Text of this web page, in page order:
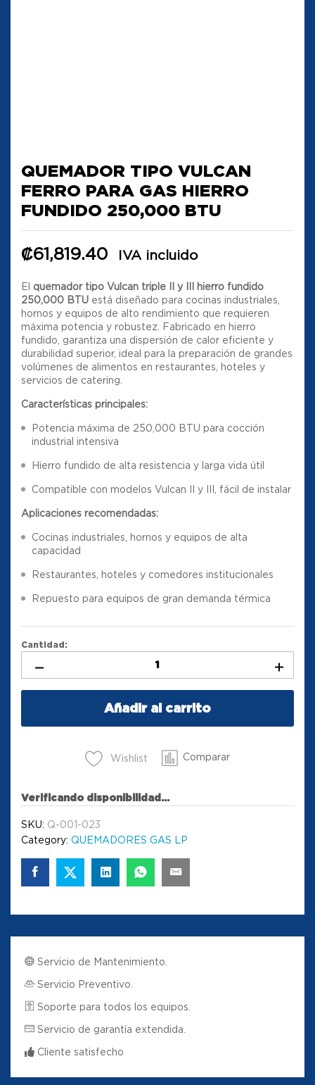
QUEMADOR TIPO VULCAN
FERRO PARA GAS HIERRO
FUNDIDO 250,000 BTU
₡61,819.40 IVA incluido
El quemador tipo Vulcan triple II y III hierro fundido
250,000 BTU está diseñado para cocinas industriales,
hornos y equipos de alto rendimiento que requieren
máxima potencia y robustez. Fabricado en hierro
fundido, garantiza una dispersión de calor eficiente y
durabilidad superior, ideal para la preparación de grandes
volúmenes de alimentos en restaurantes, hoteles y
servicios de catering.
Características principales:
Potencia máxima de 250,000 BTU para cocción
industrial intensiva
Hierro fundido de alta resistencia y larga vida útil
Compatible con modelos Vulcan II y III, fácil de instalar
Aplicaciones recomendadas:
Cocinas industriales, hornos y equipos de alta
capacidad
Restaurantes, hoteles y comedores institucionales
Repuesto para equipos de gran demanda térmica
Cantidad:
Añadir al carrito
Wishlist Comparar
Verificando disponibilidad...
SKU: Q-001-023
Category: QUEMADORES GAS LP
Servicio de Mantenimiento.
Servicio Preventivo.
Soporte para todos los equipos.
Servicio de garantía extendida.
Cliente satisfecho